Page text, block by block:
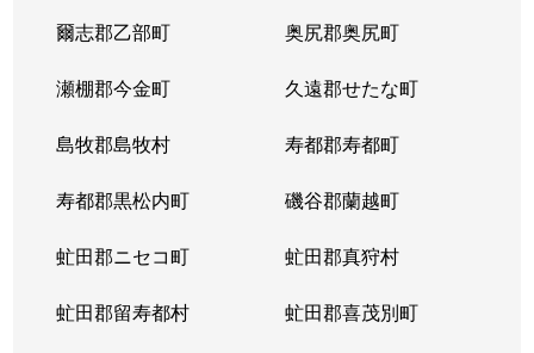
爾志郡乙部町 奥尻郡奥尻町
瀬棚郡今金町 久遠郡せたな町
島牧郡島牧村 寿都郡寿都町
寿都郡黒松内町 磯谷郡蘭越町
虻田郡ニセコ町 虻田郡真狩村
虻田郡留寿都村 虻田郡喜茂別町